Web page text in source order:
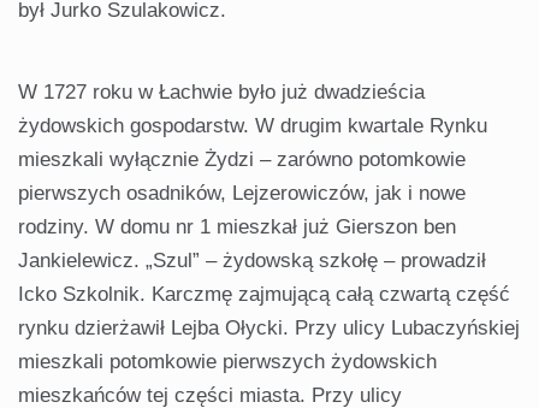
był Jurko Szulakowicz.
W 1727 roku w Łachwie było już dwadzieścia
żydowskich gospodarstw. W drugim kwartale Rynku
mieszkali wyłącznie Żydzi – zarówno potomkowie
pierwszych osadników, Lejzerowiczów, jak i nowe
rodziny. W domu nr 1 mieszkał już Gierszon ben
Jankielewicz. „Szul” – żydowską szkołę – prowadził
Icko Szkolnik. Karczmę zajmującą całą czwartą część
rynku dzierżawił Lejba Ołycki. Przy ulicy Lubaczyńskiej
mieszkali potomkowie pierwszych żydowskich
mieszkańców tej części miasta. Przy ulicy